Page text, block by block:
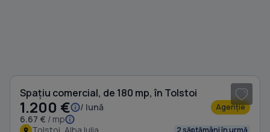
Spațiu comercial, de 180 mp, în Tolstoi
1.200 €
/ lună
6.67 € / mp
Agenție
2 săptămâni în urmă